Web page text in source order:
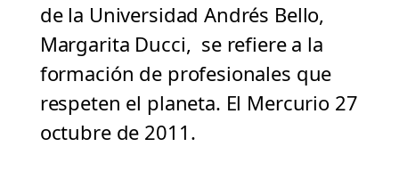
de la Universidad Andrés Bello,
Margarita Ducci, se refiere a la
formación de profesionales que
respeten el planeta. El Mercurio 27
octubre de 2011.